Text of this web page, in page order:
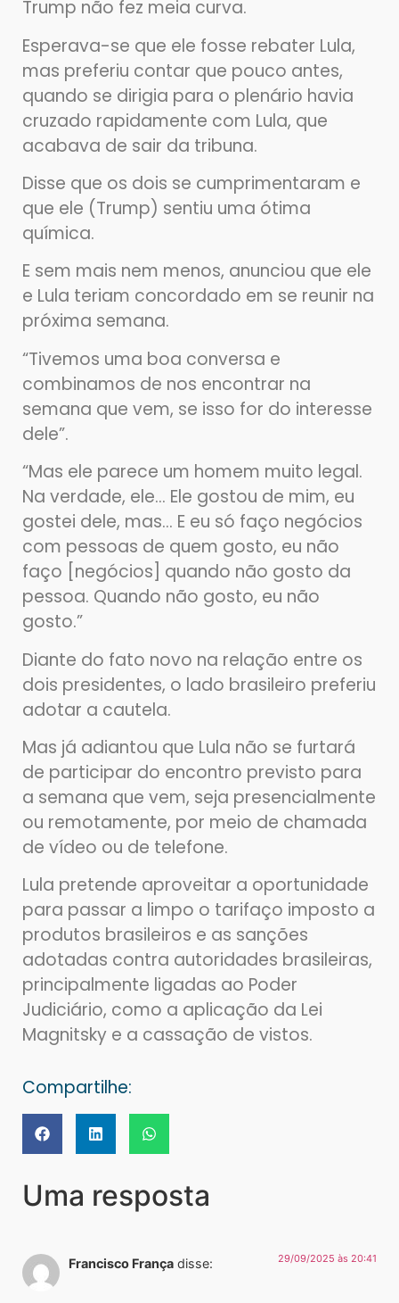
Trump não fez meia curva.
Esperava-se que ele fosse rebater Lula,
mas preferiu contar que pouco antes,
quando se dirigia para o plenário havia
cruzado rapidamente com Lula, que
acabava de sair da tribuna.
Disse que os dois se cumprimentaram e
que ele (Trump) sentiu uma ótima
química.
E sem mais nem menos, anunciou que ele
e Lula teriam concordado em se reunir na
próxima semana.
“Tivemos uma boa conversa e
combinamos de nos encontrar na
semana que vem, se isso for do interesse
dele”.
“Mas ele parece um homem muito legal.
Na verdade, ele… Ele gostou de mim, eu
gostei dele, mas… E eu só faço negócios
com pessoas de quem gosto, eu não
faço [negócios] quando não gosto da
pessoa. Quando não gosto, eu não
gosto.”
Diante do fato novo na relação entre os
dois presidentes, o lado brasileiro preferiu
adotar a cautela.
Mas já adiantou que Lula não se furtará
de participar do encontro previsto para
a semana que vem, seja presencialmente
ou remotamente, por meio de chamada
de vídeo ou de telefone.
Lula pretende aproveitar a oportunidade
para passar a limpo o tarifaço imposto a
produtos brasileiros e as sanções
adotadas contra autoridades brasileiras,
principalmente ligadas ao Poder
Judiciário, como a aplicação da Lei
Magnitsky e a cassação de vistos.
Compartilhe:
Uma resposta
Francisco França disse: 29/09/2025 às 20:41